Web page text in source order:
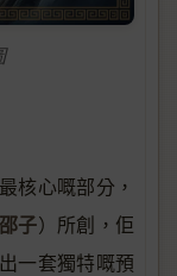
核心嘅部分，
邵子）所創，佢
一套獨特嘅預